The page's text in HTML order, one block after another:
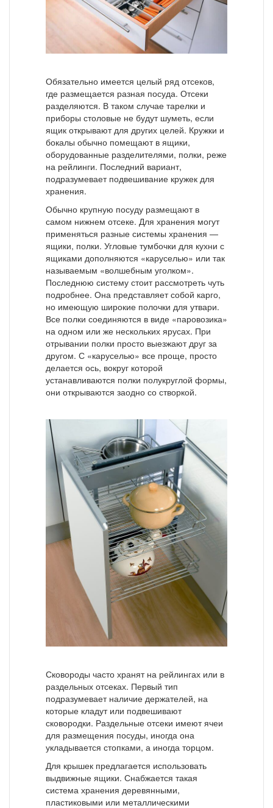
Обязательно имеется целый ряд отсеков,
где размещается разная посуда. Отсеки
разделяются. В таком случае тарелки и
приборы столовые не будут шуметь, если
ящик открывают для других целей. Кружки и
бокалы обычно помещают в ящики,
оборудованные разделителями, полки, реже
на рейлинги. Последний вариант,
подразумевает подвешивание кружек для
хранения.
Обычно крупную посуду размещают в
самом нижнем отсеке. Для хранения могут
применяться разные системы хранения —
ящики, полки. Угловые тумбочки для кухни с
ящиками дополняются «каруселью» или так
называемым «волшебным уголком».
Последнюю систему стоит рассмотреть чуть
подробнее. Она представляет собой карго,
но имеющую широкие полочки для утвари.
Все полки соединяются в виде «паровозика»
на одном или же нескольких ярусах. При
отрывании полки просто выезжают друг за
другом. С «каруселью» все проще, просто
делается ось, вокруг которой
устанавливаются полки полукруглой формы,
они открываются заодно со створкой.
Сковороды часто хранят на рейлингах или в
раздельных отсеках. Первый тип
подразумевает наличие держателей, на
которые кладут или подвешивают
сковородки. Раздельные отсеки имеют ячеи
для размещения посуды, иногда она
укладывается стопками, а иногда торцом.
Для крышек предлагается использовать
выдвижные ящики. Снабжается такая
система хранения деревянными,
пластиковыми или металлическими